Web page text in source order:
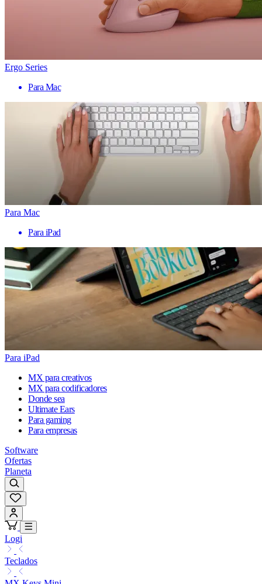
Ergo Series
Para Mac
Para Mac
Para iPad
Para iPad
MX para creativos
MX para codificadores
Donde sea
Ultimate Ears
Para gaming
Para empresas
Software
Ofertas
Planeta
Logi
Teclados